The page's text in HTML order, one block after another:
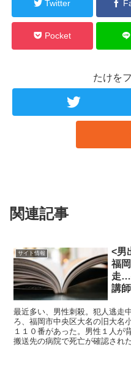
Twitter
Pocket
たけを
関連記事
サイト情報
<男
福
走…
講
最近多い、男性刺殺。犯人逃走
ろ、福岡市中央区大名の旧大名
１１０番があった。男性１人が
搬送先の病院で死亡が確認され